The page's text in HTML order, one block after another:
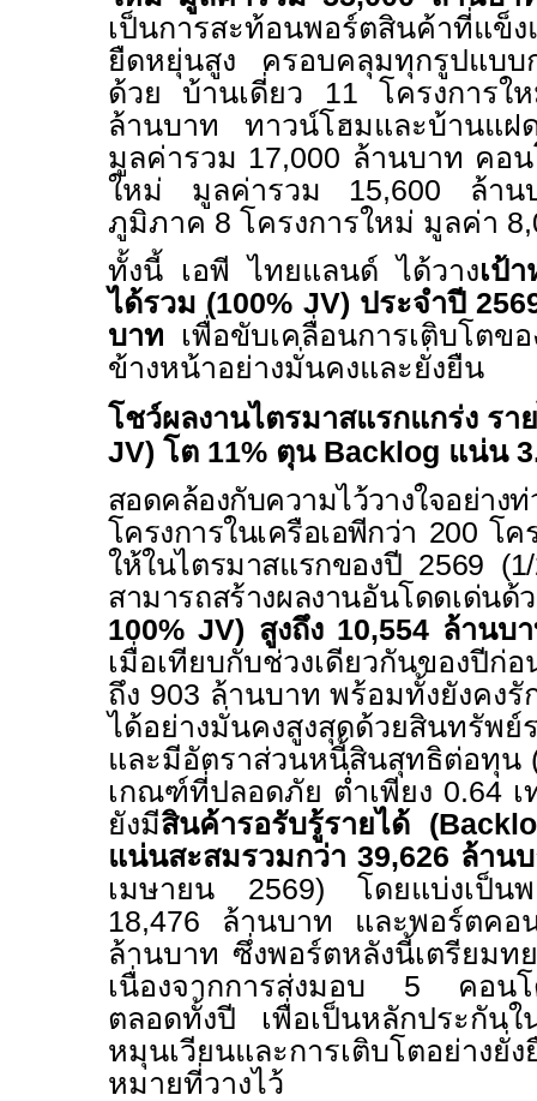
เป็นการสะท้อนพอร์ตสินค้าที่แข็
ยืดหยุ่นสูง ครอบคลุมทุกรูปแบบ
ด้วย บ้านเดี่ยว 11 โครงการ
ล้านบาท ทาวน์โฮมและบ้านแ
มูลค่ารวม 17,000 ล้านบาท คอ
ใหม่ มูลค่ารวม 15,600 ล้าน
ภูมิภาค 8 โครงการใหม่ มูลค่า 8,
ทั้งนี้ เอพี ไทยแลนด์ ได้วางเป้
ได้รวม (100% JV) ประจำปี
บาท เพื่อขับเคลื่อนการเติบโตข
ข้างหน้าอย่างมั่นคงและยั่งยืน
โชว์ผลงานไตรมาสแรกแกร่ง ร
JV) โต 11% ตุน Backlog แน่น
สอดคล้องกับความไว้วางใจอย่าง
โครงการในเครือเอพีกว่า 200 โค
ให้ในไตรมาสแรกของปี 2569
สามารถสร้างผลงานอันโดดเด่นด้
100% JV) สูงถึง 10,554 ล้านบ
เมื่อเทียบกับช่วงเดียวกันของปีก่
ถึง 903 ล้านบาท พร้อมทั้งยังคงรั
ได้อย่างมั่นคงสูงสุดด้วยสินทรัพ
และมีอัตราส่วนหนี้สินสุทธิต่อทุน
เกณฑ์ที่ปลอดภัย ต่ำเพียง 0.64
ยังมีสินค้ารอรับรู้รายได้ (
แน่นสะสมรวมกว่า 39,626 ล้าน
เมษายน 2569)โดยแบ่งเป็น
18,476 ล้านบาท และพอร์ตค
ล้านบาท ซึ่งพอร์ตหลังนี้เตรียมท
เนื่องจากการส่งมอบ 5 คอน
ตลอดทั้งปี เพื่อเป็นหลักประกันใ
หมุนเวียนและการเติบโตอย่างยั่
หมายที่วางไว้